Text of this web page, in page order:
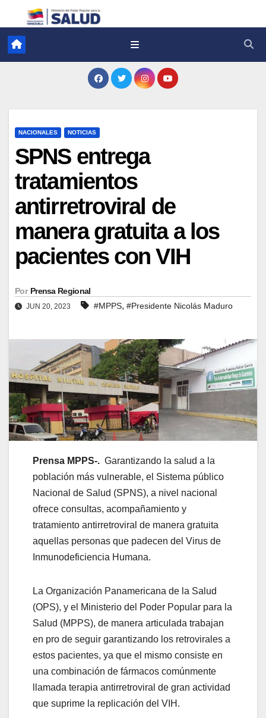
NACIONALES NOTICIAS
SPNS entrega
tratamientos
antirretroviral de
manera gratuita a los
pacientes con VIH
Por Prensa Regional
JUN 20, 2023 #MPPS, #Presidente Nicolás Maduro
Prensa MPPS-. Garantizando la salud a la
población más vulnerable, el Sistema público
Nacional de Salud (SPNS), a nivel nacional
ofrece consultas, acompañamiento y
tratamiento antirretroviral de manera gratuita
aquellas personas que padecen del Virus de
Inmunodeficiencia Humana.
La Organización Panamericana de la Salud
(OPS), y el Ministerio del Poder Popular para la
Salud (MPPS), de manera articulada trabajan
en pro de seguir garantizando los retrovirales a
estos pacientes, ya que el mismo consiste en
una combinación de fármacos comúnmente
llamada terapia antirretroviral de gran actividad
que suprime la replicación del VIH.